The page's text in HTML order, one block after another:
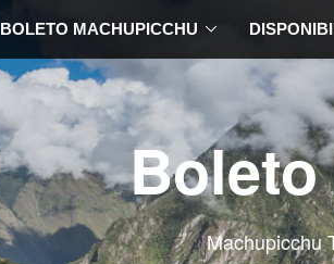
BOLETO MACHUPICCHU
Machupicchu